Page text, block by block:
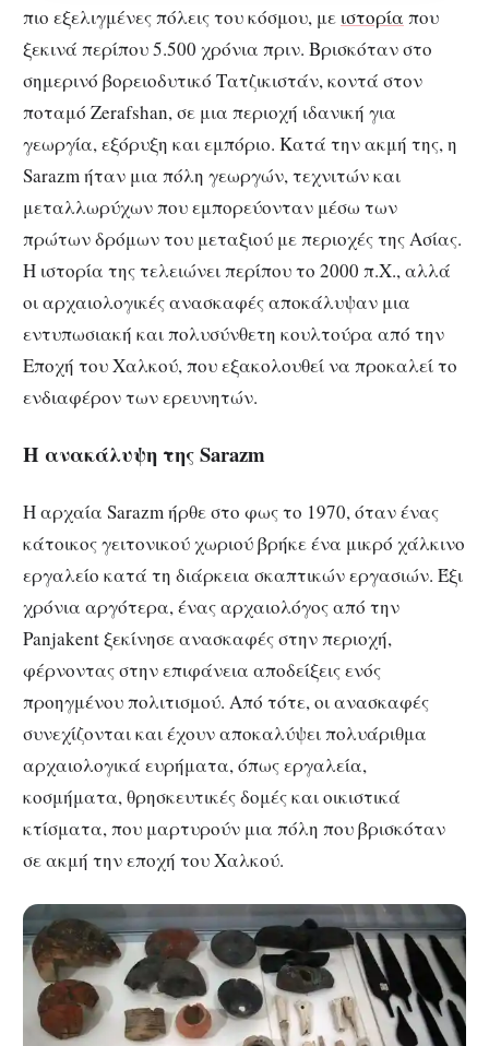
πιο εξελιγμένες πόλεις του κόσμου, με ιστορία που
ξεκινά περίπου 5.500 χρόνια πριν. Βρισκόταν στο
σημερινό βορειοδυτικό Τατζικιστάν, κοντά στον
ποταμό Zerafshan, σε μια περιοχή ιδανική για
γεωργία, εξόρυξη και εμπόριο. Κατά την ακμή της, η
Sarazm ήταν μια πόλη γεωργών, τεχνιτών και
μεταλλωρύχων που εμπορεύονταν μέσω των
πρώτων δρόμων του μεταξιού με περιοχές της Ασίας.
Η ιστορία της τελειώνει περίπου το 2000 π.Χ., αλλά
οι αρχαιολογικές ανασκαφές αποκάλυψαν μια
εντυπωσιακή και πολυσύνθετη κουλτούρα από την
Εποχή του Χαλκού, που εξακολουθεί να προκαλεί το
ενδιαφέρον των ερευνητών.
Η ανακάλυψη της Sarazm
Η αρχαία Sarazm ήρθε στο φως το 1970, όταν ένας
κάτοικος γειτονικού χωριού βρήκε ένα μικρό χάλκινο
εργαλείο κατά τη διάρκεια σκαπτικών εργασιών. Έξι
χρόνια αργότερα, ένας αρχαιολόγος από την
Panjakent ξεκίνησε ανασκαφές στην περιοχή,
φέρνοντας στην επιφάνεια αποδείξεις ενός
προηγμένου πολιτισμού. Από τότε, οι ανασκαφές
συνεχίζονται και έχουν αποκαλύψει πολυάριθμα
αρχαιολογικά ευρήματα, όπως εργαλεία,
κοσμήματα, θρησκευτικές δομές και οικιστικά
κτίσματα, που μαρτυρούν μια πόλη που βρισκόταν
σε ακμή την εποχή του Χαλκού.